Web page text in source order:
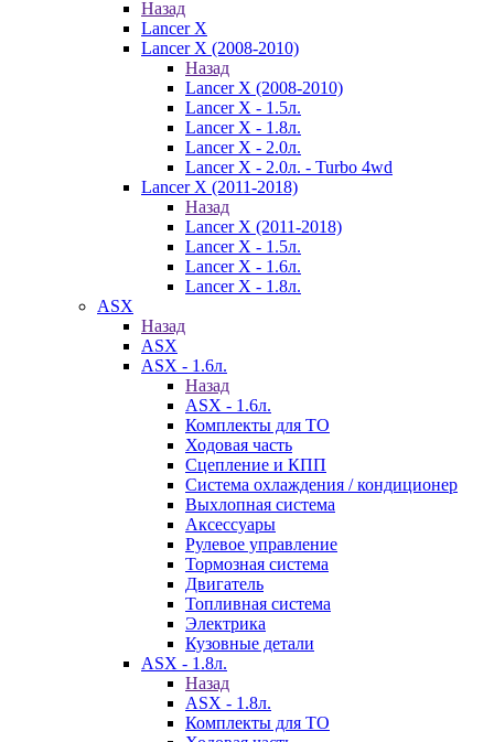
Назад
Lancer X
Lancer X (2008-2010)
Назад
Lancer X (2008-2010)
Lancer X - 1.5л.
Lancer X - 1.8л.
Lancer X - 2.0л.
Lancer X - 2.0л. - Turbo 4wd
Lancer X (2011-2018)
Назад
Lancer X (2011-2018)
Lancer X - 1.5л.
Lancer X - 1.6л.
Lancer X - 1.8л.
ASX
Назад
ASX
ASX - 1.6л.
Назад
ASX - 1.6л.
Комплекты для ТО
Ходовая часть
Сцепление и КПП
Система охлаждения / кондиционер
Выхлопная система
Аксессуары
Рулевое управление
Тормозная система
Двигатель
Топливная система
Электрика
Кузовные детали
ASX - 1.8л.
Назад
ASX - 1.8л.
Комплекты для ТО